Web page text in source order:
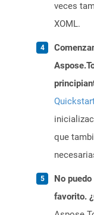
veces
XOML.
que
No
favorito.